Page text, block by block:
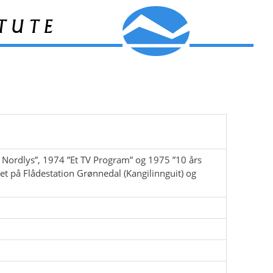
1974 ”Et TV Program” og 1975 ”10 års
på Flådestation Grønnedal (Kangilinnguit) og